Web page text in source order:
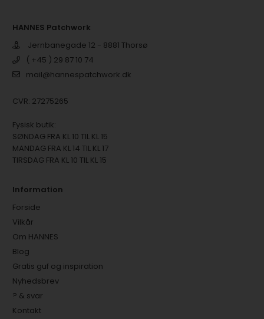
HANNES Patchwork
Jernbanegade 12 - 8881 Thorsø
( +45 ) 29 87 10 74
mail@hannespatchwork.dk
CVR: 27275265
Fysisk butik:
SØNDAG FRA KL 10 TIL KL 15
MANDAG FRA KL 14 TIL KL 17
TIRSDAG FRA KL 10 TIL KL 15
Information
Forside
Vilkår
Om HANNES
Blog
Gratis guf og inspiration
Nyhedsbrev
? & svar
Kontakt